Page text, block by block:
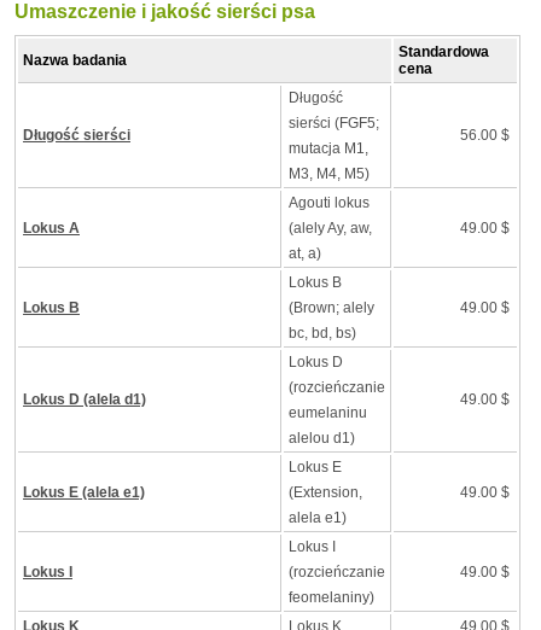
Umaszczenie i jakość sierści psa
Nazwa badania
Standardowa
cena
Długość sierści
Długość
sierści (FGF5;
mutacja M1,
M3, M4, M5)
56.00 $
Lokus A
Agouti lokus
(alely Ay, aw,
at, a)
49.00 $
Lokus B
Lokus B
(Brown; alely
bc, bd, bs)
49.00 $
Lokus D (alela d1)
Lokus D
(rozcieńczanie
eumelaninu
alelou d1)
49.00 $
Lokus E (alela e1)
Lokus E
(Extension,
alela e1)
49.00 $
Lokus I
Lokus I
(rozcieńczanie
feomelaniny)
49.00 $
Lokus K Lokus K 49.00 $